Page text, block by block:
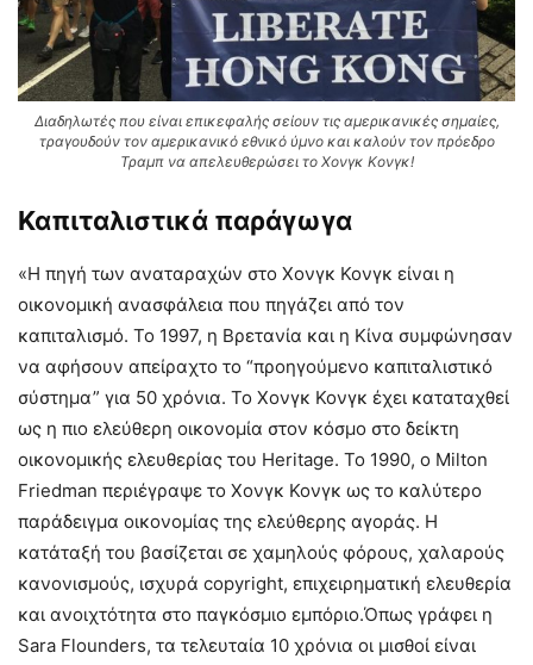
Διαδηλωτές που είναι επικεφαλής σείουν τις αμερικανικές σημαίες,
τραγουδούν τον αμερικανικό εθνικό ύμνο και καλούν τον πρόεδρο
Τραμπ να απελευθερώσει το Χονγκ Κονγκ!
Καπιταλιστικά παράγωγα
«Η πηγή των αναταραχών στο Χονγκ Κονγκ είναι η
οικονομική ανασφάλεια που πηγάζει από τον
καπιταλισμό. Το 1997, η Βρετανία και η Κίνα συμφώνησαν
να αφήσουν απείραχτο το “προηγούμενο καπιταλιστικό
σύστημα” για 50 χρόνια. Το Χονγκ Κονγκ έχει καταταχθεί
ως η πιο ελεύθερη οικονομία στον κόσμο στο δείκτη
οικονομικής ελευθερίας του Heritage. Το 1990, ο Milton
Friedman περιέγραψε το Χονγκ Κονγκ ως το καλύτερο
παράδειγμα οικονομίας της ελεύθερης αγοράς. Η
κατάταξή του βασίζεται σε χαμηλούς φόρους, χαλαρούς
κανονισμούς, ισχυρά copyright, επιχειρηματική ελευθερία
και ανοιχτότητα στο παγκόσμιο εμπόριο.Όπως γράφει η
Sara Flounders, τα τελευταία 10 χρόνια οι μισθοί είναι